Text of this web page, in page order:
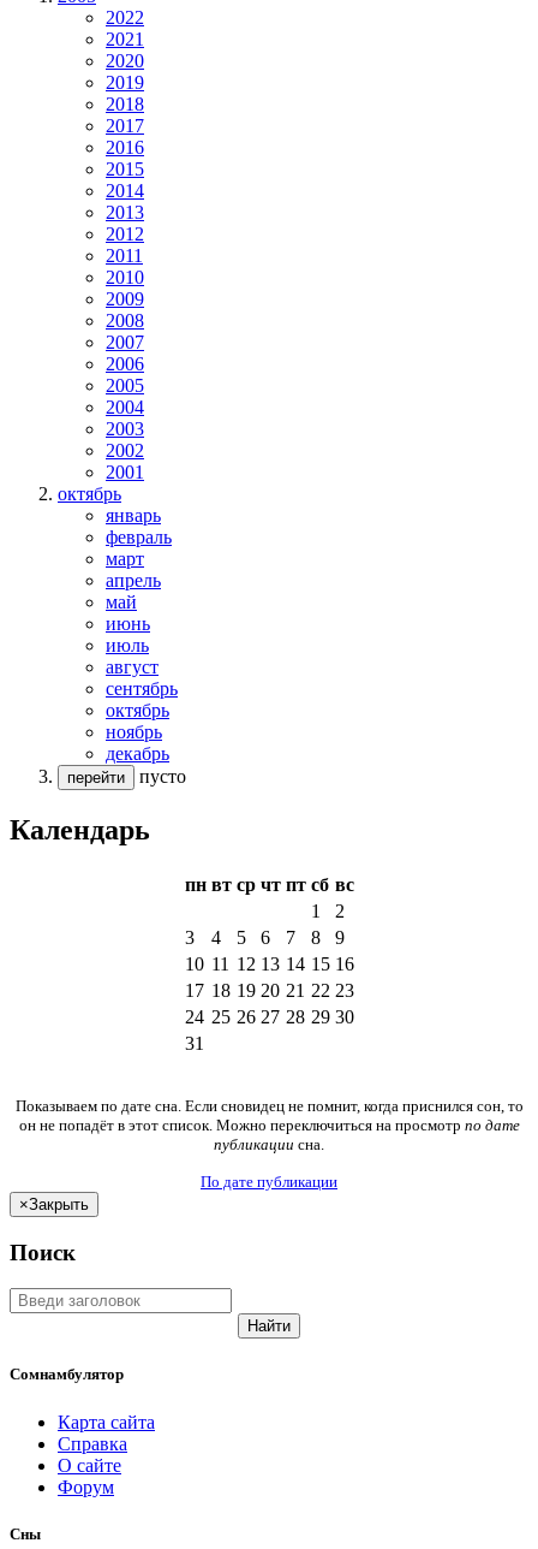
2022
2021
2020
2019
2018
2017
2016
2015
2014
2013
2012
2011
2010
2009
2008
2007
2006
2005
2004
2003
2002
2001
октябрь
январь
февраль
март
апрель
май
июнь
июль
август
сентябрь
октябрь
ноябрь
декабрь
перейти пусто
Календарь
пн вт ср чт пт сб вс
1
2
3
4 5 6 7 8
9
10 11 12 13 14 15 16
17 18 19 20 21 22 23
24 25 26 27 28 29 30
31
Показываем по дате сна. Если сновидец не помнит, когда приснился сон, то
он не попадёт в этот список. Можно переключиться на просмотр по дате
публикации сна.
По дате публикации
×Закрыть
Поиск
Найти
Сомнамбулятор
Карта сайта
Справка
О сайте
Форум
Сны